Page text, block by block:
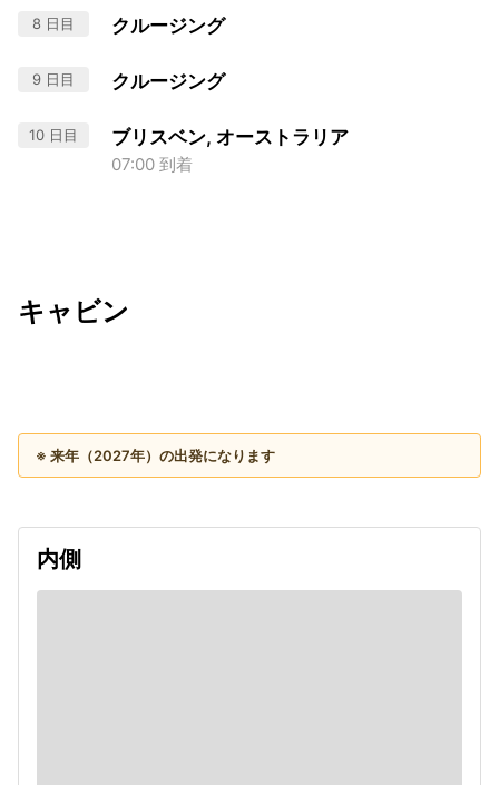
8 日目 クルージング
9 日目 クルージング
10 日目 ブリスベン, オーストラリア
07:00 到着
キャビン
※ 来年（2027年）の出発になります
内側